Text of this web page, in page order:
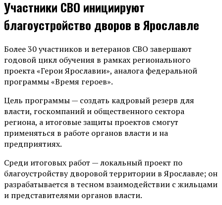
Участники СВО инициируют
благоустройство дворов в Ярославле
Более 30 участников и ветеранов СВО завершают
годовой цикл обучения в рамках регионального
проекта «Герои Ярославии», аналога федеральной
программы «Время героев».
Цель программы — создать кадровый резерв для
власти, госкомпаний и общественного сектора
региона, а итоговые защиты проектов смогут
применяться в работе органов власти и на
предприятиях.
Среди итоговых работ — локальный проект по
благоустройству дворовой территории в Ярославле; он
разрабатывается в тесном взаимодействии с жильцами
и представителями органов власти.